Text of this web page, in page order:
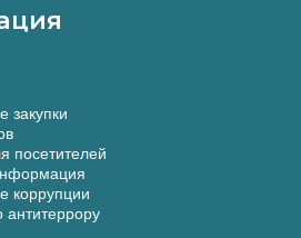
закупки
посетителей
коррупции